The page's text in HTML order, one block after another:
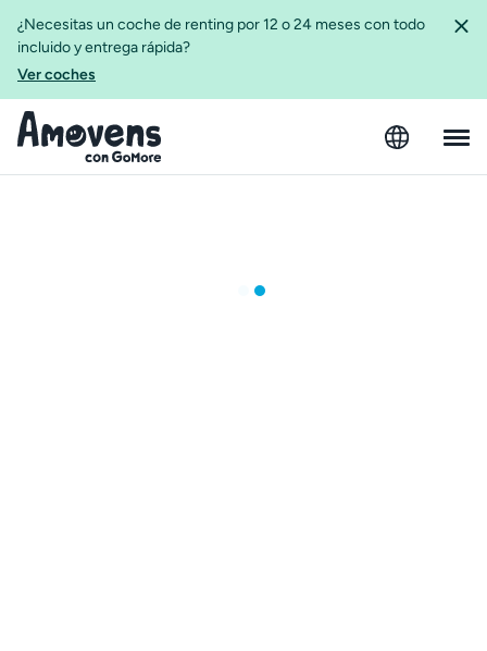
¿Necesitas un coche de renting por 12 o 24 meses con todo
incluido y entrega rápida?
Ver coches